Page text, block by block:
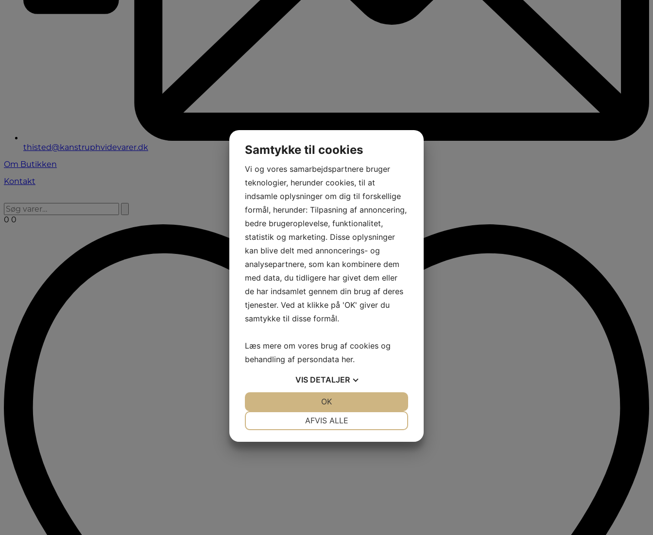
thisted@kanstruphvidevarer.dk
Om Butikken
Kontakt
0 0
Samtykke til cookies
Vi og vores samarbejdspartnere bruger
teknologier, herunder cookies, til at
indsamle oplysninger om dig til forskellige
formål, herunder: Tilpasning af annoncering,
bedre brugeroplevelse, funktionalitet,
statistik og marketing. Disse oplysninger
kan blive delt med annoncerings- og
analysepartnere, som kan kombinere dem
med data, du tidligere har givet dem eller
de har indsamlet gennem din brug af deres
tjenester. Ved at klikke på 'OK' giver du
samtykke til disse formål.
Læs mere om vores brug af cookies og
behandling af persondata her.
VIS DETALJER
AFVIS ALLE
OK